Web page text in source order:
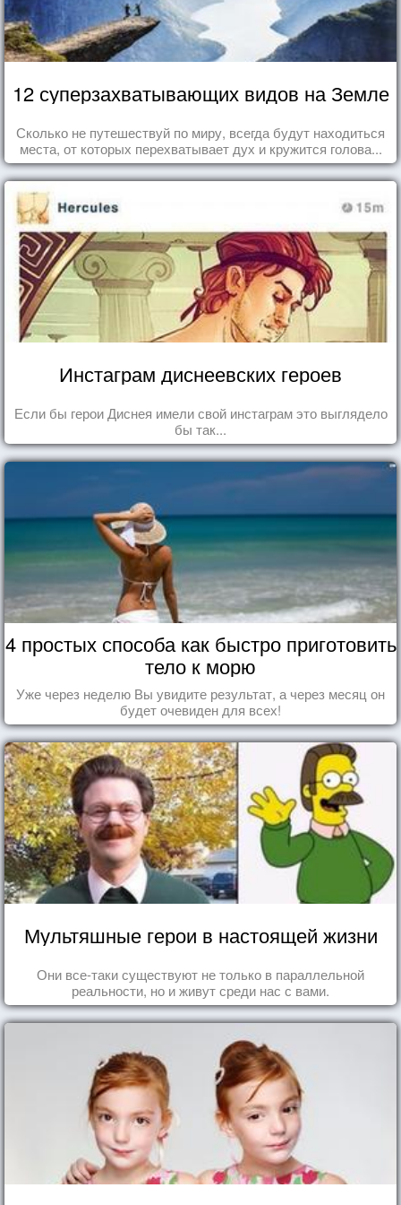
12 суперзахватывающих видов на Земле
Сколько не путешествуй по миру, всегда будут находиться
места, от которых перехватывает дух и кружится голова...
Инстаграм диснеевских героев
Если бы герои Диснея имели свой инстаграм это выглядело
бы так...
4 простых способа как быстро приготовить
тело к морю
Уже через неделю Вы увидите результат, а через месяц он
будет очевиден для всех!
Мультяшные герои в настоящей жизни
Они все-таки существуют не только в параллельной
реальности, но и живут среди нас с вами.